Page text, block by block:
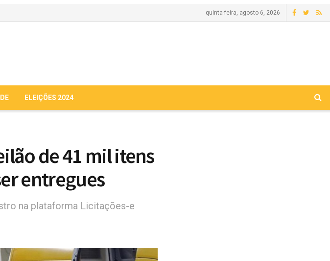
quinta-feira, agosto 6, 2026
ELEIÇÕES 2024
de 41 mil itens
entregues
na plataforma Licitações-e